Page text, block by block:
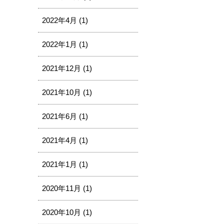
2022年4月 (1)
2022年1月 (1)
2021年12月 (1)
2021年10月 (1)
2021年6月 (1)
2021年4月 (1)
2021年1月 (1)
2020年11月 (1)
2020年10月 (1)